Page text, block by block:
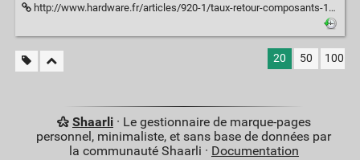
http://www.hardware.fr/articles/920-1/taux-retour-composants-10.html
20 50 100
Shaarli· Le gestionnaire de marque-pages
personnel, minimaliste, et sans base de données par
la communauté Shaarli · Documentation